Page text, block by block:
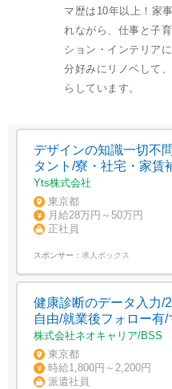
マ歴は10年以上！家
れながら、仕事と子
ション・インテリア
分好みにリノベして
らしています。
デザインの知識一切不
タント/寮・社宅・家賃
Yts株式会社
東京都
月給28万円～50万円
正社員
スポンサー： 求人ボックス
健康診断のデータ入力/
自由/就業後フォロー有
株式会社ネオキャリア/BSS
東京都
時給1,800円～2,200円
派遣社員